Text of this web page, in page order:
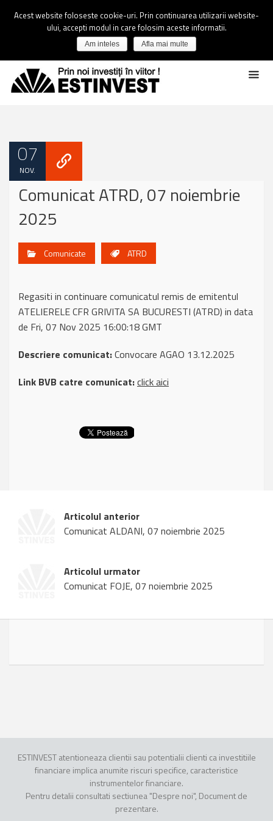
07
NOV.
Comunicat ATRD, 07 noiembrie
2025
Comunicate ATRD
Regasiti in continuare comunicatul remis de emitentul
ATELIERELE CFR GRIVITA SA BUCURESTI (ATRD) in data
de Fri, 07 Nov 2025 16:00:18 GMT
Descriere comunicat:Convocare AGAO 13.12.2025
Link BVB catre comunicat:click aici
Articolul anterior
Comunicat ALDANI, 07 noiembrie 2025
Articolul urmator
Comunicat FOJE, 07 noiembrie 2025
ESTINVEST atentioneaza clientii sau potentialii clienti ca investitiile
financiare implica anumite riscuri specifice, caracteristice
instrumentelor financiare.
Pentru detalii consultati sectiunea "Despre noi", Document de
prezentare.
Acest website foloseste cookie-uri. Prin continuarea utilizarii website-
ului, accepti modul in care folosim aceste informatii.
Am inteles Afla mai multe